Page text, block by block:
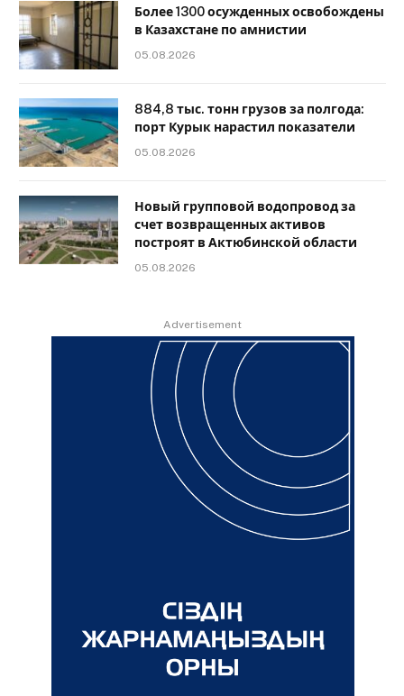
Более 1300 осужденных освобождены
в Казахстане по амнистии
05.08.2026
884,8 тыс. тонн грузов за полгода:
порт Курык нарастил показатели
05.08.2026
Новый групповой водопровод за
счет возвращенных активов
построят в Актюбинской области
05.08.2026
Advertisement